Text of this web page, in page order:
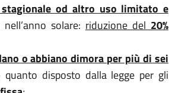
od altro uso limitato e
solare: riduzione del 20%
o abbiano dimora per più di sei
disposto dalla legge per gli